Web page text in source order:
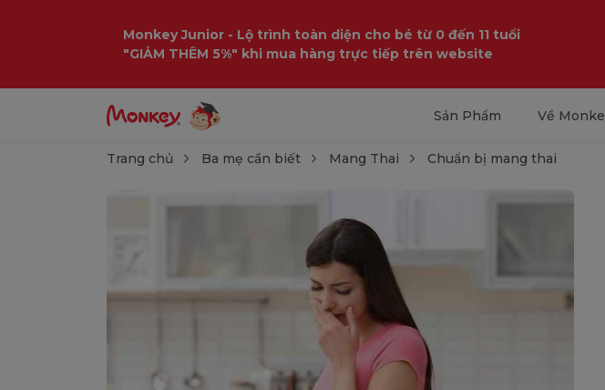
Monkey Junior - Lộ trình toàn diện cho bé từ 0 đến 11 tuổi
"GIẢM THÊM 5%" khi mua hàng trực tiếp trên website
Sản Phẩm Về
Trang chủ Ba mẹ cần biết Mang Thai Chuẩn bị mang thai